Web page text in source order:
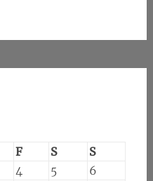
F S
S
4 5
6